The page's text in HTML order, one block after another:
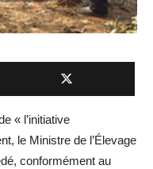
« l’initiative
le Ministre de l’Élevage
conformément au